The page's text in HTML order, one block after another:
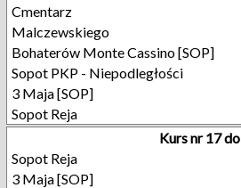
Cmentarz
Malczewskiego
Bohaterów Monte Cassino [SOP]
Sopot PKP - Niepodległości
3 Maja [SOP]
Sopot Reja
Kurs nr 17 do
Sopot Reja
3 Maja [SOP]